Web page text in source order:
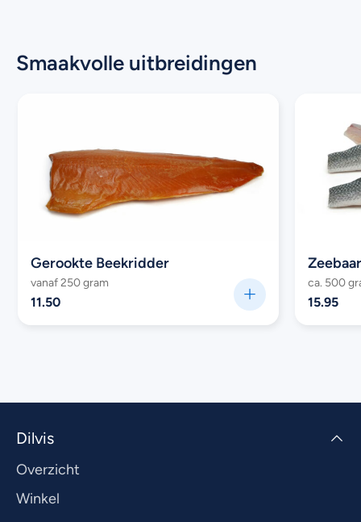
Smaakvolle uitbreidingen
Gerookte Beekridder
vanaf 250 gram
11.50
ca. 500
15.95
Dilvis
Overzicht
Winkel